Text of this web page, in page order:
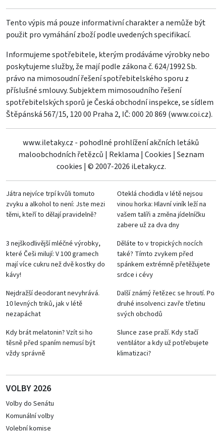
Tento výpis má pouze informativní charakter a nemůže být
použit pro vymáhání zboží podle uvedených specifikací.
Informujeme spotřebitele, kterým prodáváme výrobky nebo
poskytujeme služby, že mají podle zákona č. 624/1992 Sb.
právo na mimosoudní řešení spotřebitelského sporu z
příslušné smlouvy. Subjektem mimosoudního řešení
spotřebitelských sporů je Česká obchodní inspekce, se sídlem
Štěpánská 567/15, 120 00 Praha 2, IČ: 000 20 869 (www.coi.cz).
www.iletaky.cz - pohodlné prohlížení akčních letáků
maloobchodních řetězců | Reklama | Cookies | Seznam
cookies | © 2007-2026 iLetaky.cz.
Játra nejvíce trpí kvůli tomuto
zvyku a alkohol to není: Jste mezi
těmi, kteří to dělají pravidelně?
Oteklá chodidla v létě nejsou
vinou horka: Hlavní viník leží na
vašem talíři a změna jídelníčku
zabere už za dva dny
3 nejškodlivější mléčné výrobky,
které Češi milují: V 100 gramech
mají více cukru než dvě kostky do
kávy!
Děláte to v tropických nocích
také? Tímto zvykem před
spánkem extrémně přetěžujete
srdce i cévy
Nejdražší deodorant nevyhrává.
10 levných triků, jak v létě
nezapáchat
Další známý řetězec se hroutí. Po
druhé insolvenci zavře třetinu
svých obchodů
Kdy brát melatonin? Vzít si ho
těsně před spaním nemusí být
vždy správně
Slunce zase praží. Kdy stačí
ventilátor a kdy už potřebujete
klimatizaci?
VOLBY 2026
Volby do Senátu
Komunální volby
Volební komise